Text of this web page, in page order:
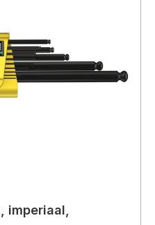
imperiaal,